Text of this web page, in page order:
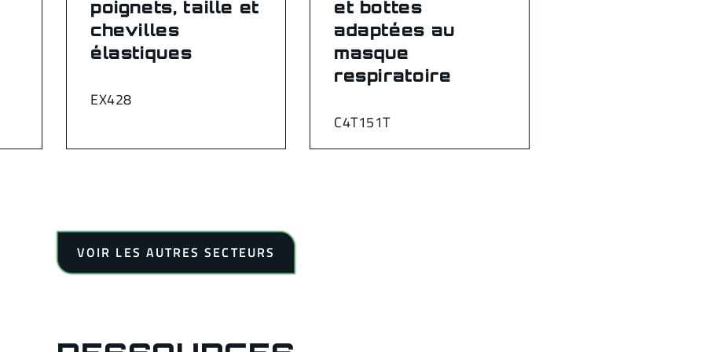
EX428
poignets, taille et
chevilles
élastiques
C4T151T
et bottes
adaptées au
masque
respiratoire
VOIR LES AUTRES SECTEURS